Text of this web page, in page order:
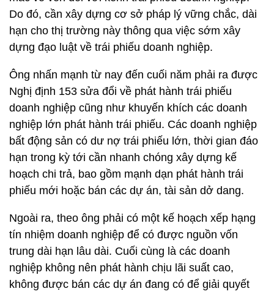
Do đó, cần xây dựng cơ sở pháp lý vững chắc, dài
hạn cho thị trường này thông qua việc sớm xây
dựng đạo luật về trái phiếu doanh nghiệp.
Ông nhấn mạnh từ nay đến cuối năm phải ra được
Nghị định 153 sửa đổi về phát hành trái phiếu
doanh nghiệp cũng như khuyến khích các doanh
nghiệp lớn phát hành trái phiếu. Các doanh nghiệp
bất động sản có dư nợ trái phiếu lớn, thời gian đáo
hạn trong kỳ tới cần nhanh chóng xây dựng kế
hoạch chi trả, bao gồm mạnh dạn phát hành trái
phiếu mới hoặc bán các dự án, tài sản dở dang.
Ngoài ra, theo ông phải có một kế hoạch xếp hạng
tín nhiệm doanh nghiệp để có được nguồn vốn
trung dài hạn lâu dài. Cuối cùng là các doanh
nghiệp không nên phát hành chịu lãi suất cao,
không được bán các dự án đang có để giải quyết